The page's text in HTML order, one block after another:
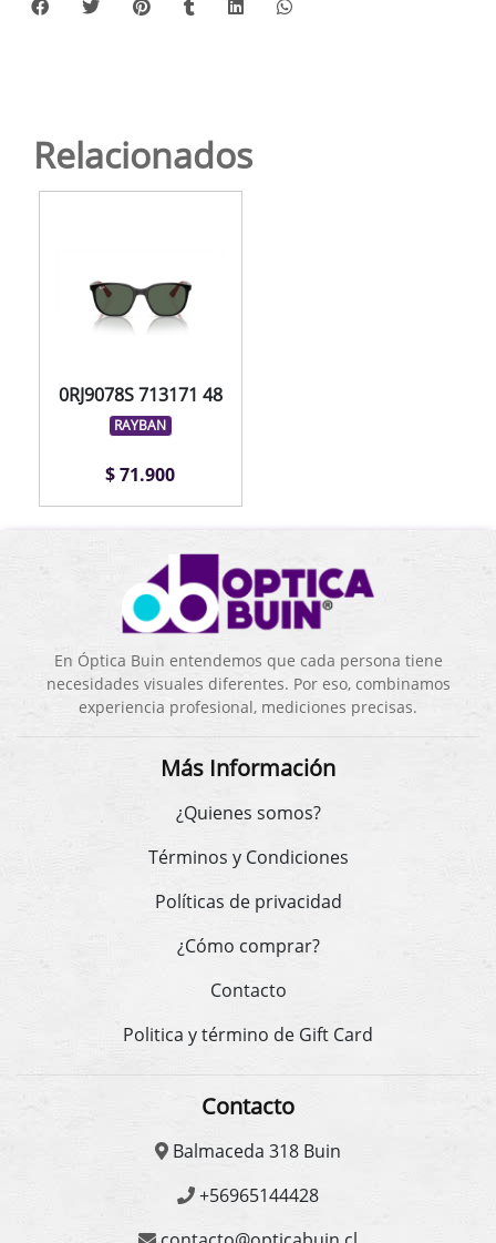
Relacionados
0RJ9078S 713171 48
RAYBAN
$ 71.900
En Óptica Buin entendemos que cada persona tiene
necesidades visuales diferentes. Por eso, combinamos
experiencia profesional, mediciones precisas.
Más Información
¿Quienes somos?
Términos y Condiciones
Políticas de privacidad
¿Cómo comprar?
Contacto
Politica y término de Gift Card
Contacto
Balmaceda 318 Buin
+56965144428